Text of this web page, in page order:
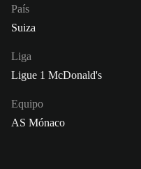
País
Suiza
Liga
Ligue 1 McDonald's
Equipo
AS Mónaco